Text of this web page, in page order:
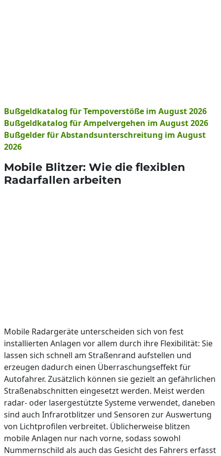
Bußgeldkatalog für Tempoverstöße im August 2026
Bußgeldkatalog für Ampelvergehen im August 2026
Bußgelder für Abstandsunterschreitung im August
2026
Mobile Blitzer: Wie die flexiblen
Radarfallen arbeiten
Mobile Radargeräte unterscheiden sich von fest
installierten Anlagen vor allem durch ihre Flexibilität: Sie
lassen sich schnell am Straßenrand aufstellen und
erzeugen dadurch einen Überraschungseffekt für
Autofahrer. Zusätzlich können sie gezielt an gefährlichen
Straßenabschnitten eingesetzt werden. Meist werden
radar- oder lasergestützte Systeme verwendet, daneben
sind auch Infrarotblitzer und Sensoren zur Auswertung
von Lichtprofilen verbreitet. Üblicherweise blitzen
mobile Anlagen nur nach vorne, sodass sowohl
Nummernschild als auch das Gesicht des Fahrers erfasst